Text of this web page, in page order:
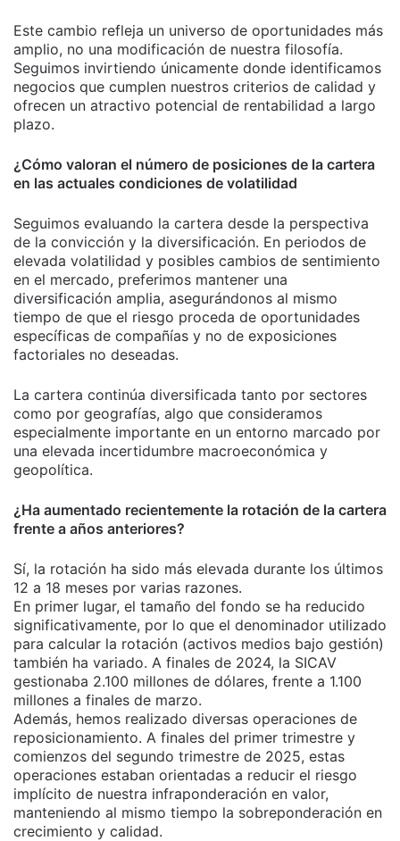
Este cambio refleja un universo de oportunidades más
amplio, no una modificación de nuestra filosofía.
Seguimos invirtiendo únicamente donde identificamos
negocios que cumplen nuestros criterios de calidad y
ofrecen un atractivo potencial de rentabilidad a largo
plazo.
¿Cómo valoran el número de posiciones de la cartera
en las actuales condiciones de volatilidad
Seguimos evaluando la cartera desde la perspectiva
de la convicción y la diversificación. En periodos de
elevada volatilidad y posibles cambios de sentimiento
en el mercado, preferimos mantener una
diversificación amplia, asegurándonos al mismo
tiempo de que el riesgo proceda de oportunidades
específicas de compañías y no de exposiciones
factoriales no deseadas.
La cartera continúa diversificada tanto por sectores
como por geografías, algo que consideramos
especialmente importante en un entorno marcado por
una elevada incertidumbre macroeconómica y
geopolítica.
¿Ha aumentado recientemente la rotación de la cartera
frente a años anteriores?
Sí, la rotación ha sido más elevada durante los últimos
12 a 18 meses por varias razones.
En primer lugar, el tamaño del fondo se ha reducido
significativamente, por lo que el denominador utilizado
para calcular la rotación (activos medios bajo gestión)
también ha variado. A finales de 2024, la SICAV
gestionaba 2.100 millones de dólares, frente a 1.100
millones a finales de marzo.
Además, hemos realizado diversas operaciones de
reposicionamiento. A finales del primer trimestre y
comienzos del segundo trimestre de 2025, estas
operaciones estaban orientadas a reducir el riesgo
implícito de nuestra infraponderación en valor,
manteniendo al mismo tiempo la sobreponderación en
crecimiento y calidad.